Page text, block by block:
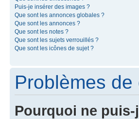
Puis-je insérer des images ?
Que sont les annonces globales ?
Que sont les annonces ?
Que sont les notes ?
Que sont les sujets verrouillés ?
Que sont les icônes de sujet ?
Problèmes de
Pourquoi ne